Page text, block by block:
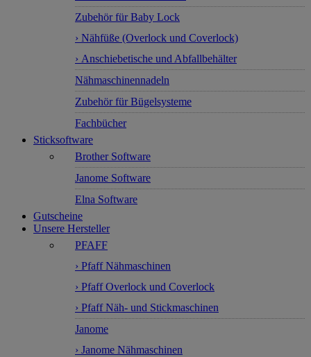
Zubehör für Baby Lock
› Nähfüße (Overlock und Coverlock)
› Anschiebetische und Abfallbehälter
Nähmaschinennadeln
Zubehör für Bügelsysteme
Fachbücher
Sticksoftware
Brother Software
Janome Software
Elna Software
Gutscheine
Unsere Hersteller
PFAFF
› Pfaff Nähmaschinen
› Pfaff Overlock und Coverlock
› Pfaff Näh- und Stickmaschinen
Janome
› Janome Nähmaschinen